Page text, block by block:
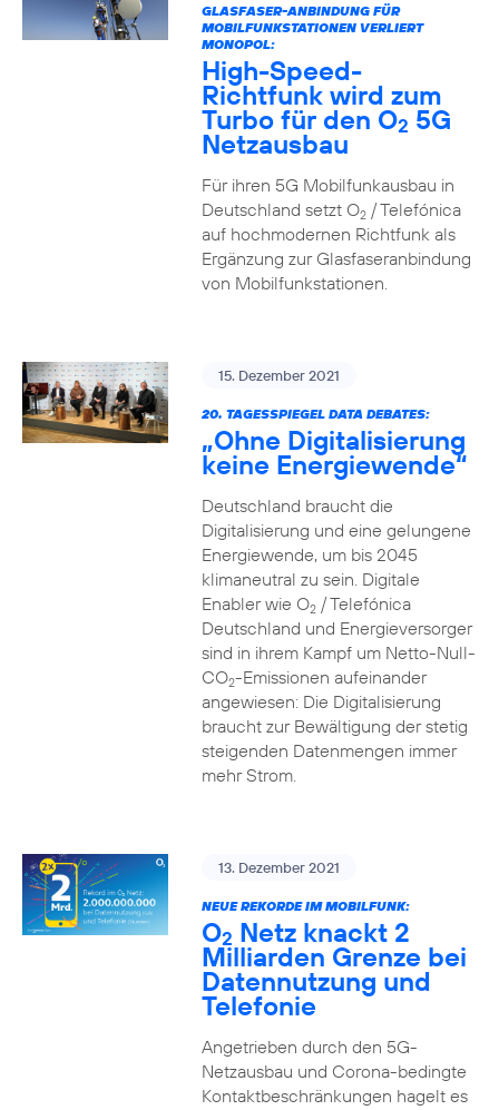
GLASFASER-ANBINDUNG FÜR
MOBILFUNKSTATIONEN VERLIERT
MONOPOL:
High-Speed-
Richtfunk wird zum
Turbo für den O2 5G
Netzausbau
Für ihren 5G Mobilfunkausbau in
Deutschland setzt O2/ Telefónica
auf hochmodernen Richtfunk als
Ergänzung zur Glasfaseranbindung
von Mobilfunkstationen.
15. Dezember 2021
20. TAGESSPIEGEL DATA DEBATES:
„Ohne Digitalisierung
keine Energiewende“
Deutschland braucht die
Digitalisierung und eine gelungene
Energiewende, um bis 2045
klimaneutral zu sein. Digitale
Enabler wie O2/ Telefónica
Deutschland und Energieversorger
sind in ihrem Kampf um Netto-Null-
CO2-Emissionen aufeinander
angewiesen: Die Digitalisierung
braucht zur Bewältigung der stetig
steigenden Datenmengen immer
mehr Strom.
13. Dezember 2021
NEUE REKORDE IM MOBILFUNK:
O2 Netz knackt 2
Milliarden Grenze bei
Datennutzung und
Telefonie
Angetrieben durch den 5G-
Netzausbau und Corona-bedingte
Kontaktbeschränkungen hagelt es